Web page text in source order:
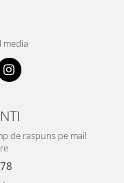
media
de raspuns pe mail